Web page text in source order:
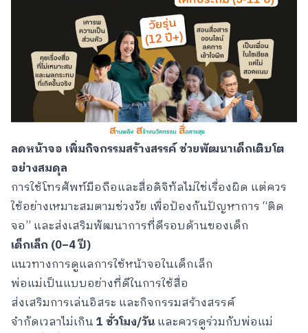
ลดหน้าจอ เพิ่มกิจกรรมสร้างสรรค์ ช่วยพัฒนาเด็กเติบโต
อย่างสมดุล
การใช้โทรศัพท์มือถือและสื่อดิจิทัลไม่ใช่เรื่องผิด แต่ควร
ใช้อย่างเหมาะสมตามช่วงวัย เพื่อป้องกันปัญหาการ “ติด
จอ” และส่งเสริมพัฒนาการที่ดีรอบด้านของเด็ก
เด็กเล็ก (0–4 ปี)
แนวทางการดูแลการใช้หน้าจอในเด็กเล็ก
พ่อแม่เป็นแบบอย่างที่ดีในการใช้สื่อ
ส่งเสริมการเล่นอิสระ และกิจกรรมสร้างสรรค์
จำกัดเวลาไม่เกิน1 ชั่วโมง/วันและควรดูร่วมกับพ่อแม่